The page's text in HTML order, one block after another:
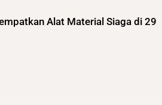
Alat Material Siaga di 29